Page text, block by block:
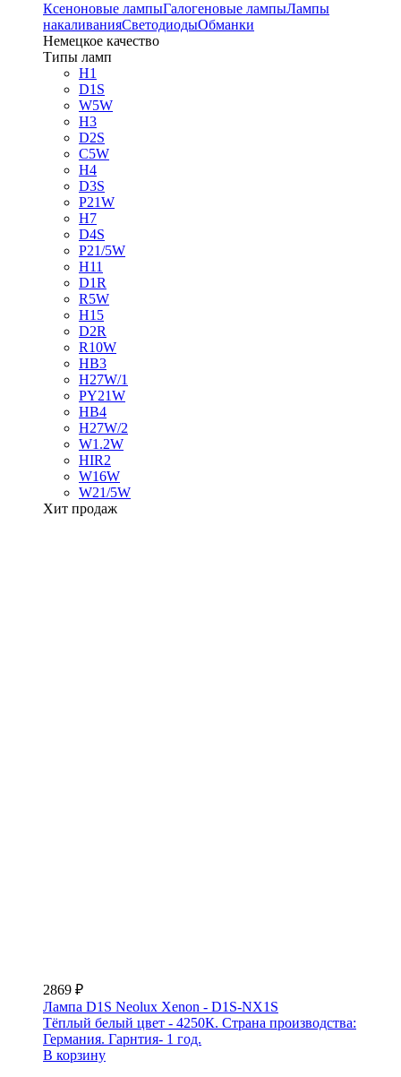
Ксеноновые лампыГалогеновые лампыЛампы
накаливанияСветодиодыОбманки
Немецкое качество
Типы ламп
H1
D1S
W5W
H3
D2S
C5W
H4
D3S
P21W
H7
D4S
P21/5W
H11
D1R
R5W
H15
D2R
R10W
HB3
H27W/1
PY21W
HB4
H27W/2
W1.2W
HIR2
W16W
W21/5W
Хит продаж
2869 ₽
Лампа D1S Neolux Xenon - D1S-NX1S
Тёплый белый цвет - 4250К. Страна производства:
Германия. Гарнтия- 1 год.
В корзину